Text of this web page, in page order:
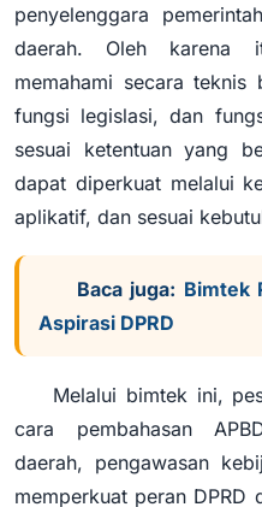
penyelenggara
daerah. Oleh karena
memahami secara teknis
fungsi legislasi, dan
sesuai ketentuan yang
dapat diperkuat melalui
aplikatif, dan sesuai
Baca juga: Bimtek
Aspirasi DPRD
Melalui bimtek ini,
cara pembahasan
daerah, pengawasan
memperkuat peran DPRD